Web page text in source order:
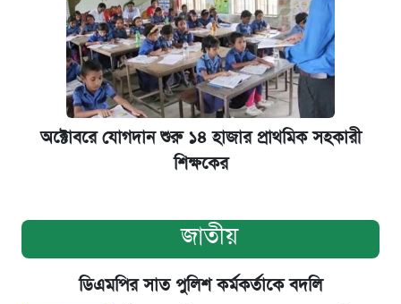
অক্টোবরে যোগদান শুরু ১৪ হাজার প্রাথমিক সহকারী
শিক্ষকের
জাতীয়
ডিএমপির সাত পুলিশ কর্মকর্তাকে বদলি